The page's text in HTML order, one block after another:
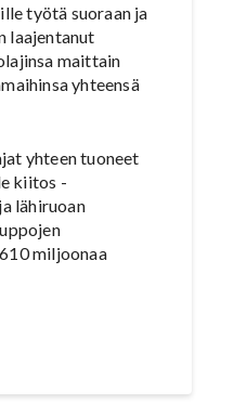
työtä suoraan ja
laajentanut
maittain
yhteensä
yhteen tuoneet
kiitos -
lähiruoan
miljoonaa